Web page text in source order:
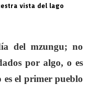
vista del lago
del mzungu; no
por algo, o es
es el primer pueblo